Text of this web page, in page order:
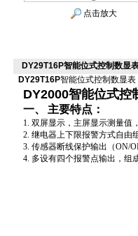
点击放大
DY29T16P智能位式控制数显
DY29T16P智能位式控制数显表
DY2000智能位式控
一、 主要特点：
1. 双屏显示，主屏显示测量值
2. 继电器上下限报警方式自由
3. 传感器断线保护输出（ON/
4. 多设有四个报警点输出，组